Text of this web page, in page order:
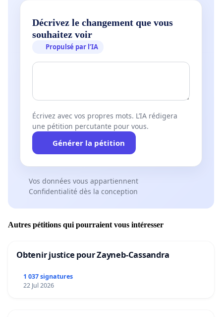
Décrivez le changement que vous
souhaitez voir
Propulsé par l’IA
Écrivez avec vos propres mots. L’IA rédigera
une pétition percutante pour vous.
Générer la pétition
Vos données vous appartiennent
Confidentialité dès la conception
Autres pétitions qui pourraient vous intéresser
Obtenir justice pour Zayneb-Cassandra
1 037 signatures
22 Jul 2026